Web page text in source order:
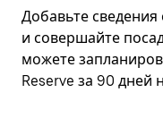
Добавьте
и совершайте
можете
Reserve за 90 дней